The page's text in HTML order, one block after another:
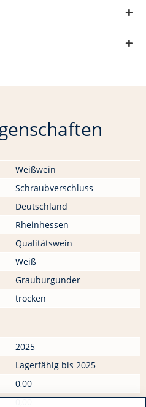
Weißwein
Schraubverschluss
Deutschland
Rheinhessen
Qualitätswein
Weiß
Grauburgunder
trocken
2025
Lagerfähig bis 2025
0,00